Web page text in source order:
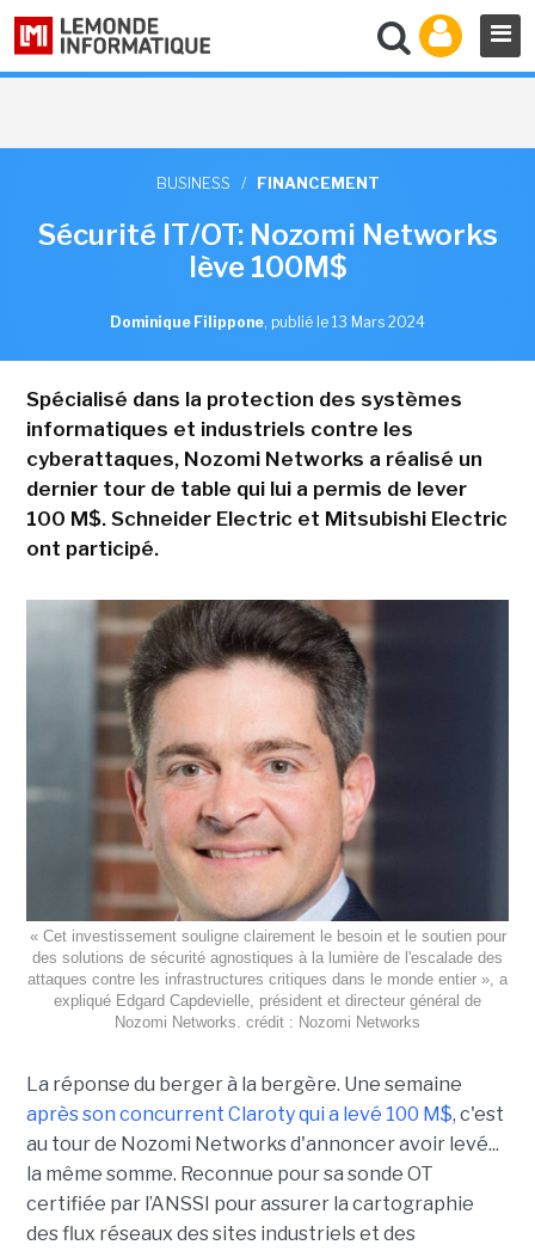
BUSINESS / FINANCEMENT
Sécurité IT/OT: Nozomi Networks
lève 100M$
Dominique Filippone, publié le 13 Mars 2024
Spécialisé dans la protection des systèmes
informatiques et industriels contre les
cyberattaques, Nozomi Networks a réalisé un
dernier tour de table qui lui a permis de lever
100 M$. Schneider Electric et Mitsubishi Electric
ont participé.
« Cet investissement souligne clairement le besoin et le soutien pour
des solutions de sécurité agnostiques à la lumière de l'escalade des
attaques contre les infrastructures critiques dans le monde entier », a
expliqué Edgard Capdevielle, président et directeur général de
Nozomi Networks. crédit : Nozomi Networks
La réponse du berger à la bergère. Une semaine
après son concurrent Claroty qui a levé 100 M$, c'est
au tour de Nozomi Networks d'annoncer avoir levé...
la même somme. Reconnue pour sa sonde OT
certifiée par l’ANSSI pour assurer la cartographie
des flux réseaux des sites industriels et des